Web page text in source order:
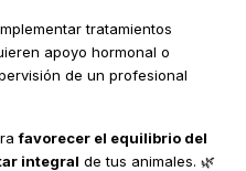
tratamientos
apoyo hormonal o
de un profesional
favorecer el equilibrio del
integral de tus animales. 🌿